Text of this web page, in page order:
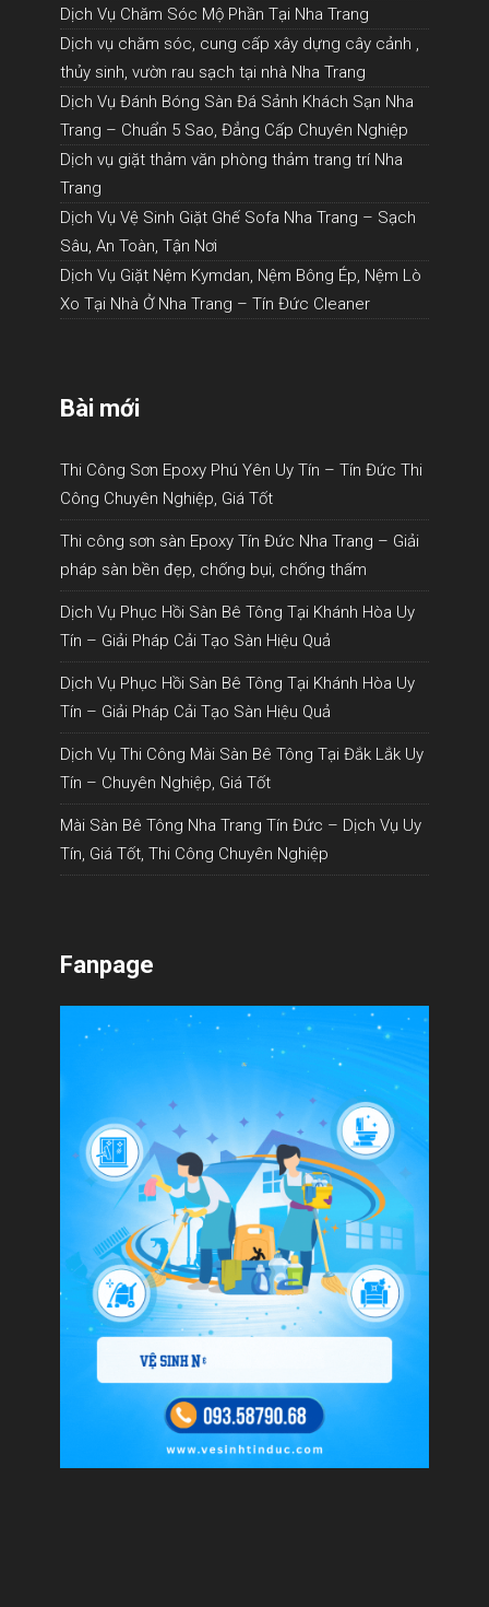
Dịch Vụ Chăm Sóc Mộ Phần Tại Nha Trang
Dịch vụ chăm sóc, cung cấp xây dựng cây cảnh ,
thủy sinh, vườn rau sạch tại nhà Nha Trang
Dịch Vụ Đánh Bóng Sàn Đá Sảnh Khách Sạn Nha
Trang – Chuẩn 5 Sao, Đẳng Cấp Chuyên Nghiệp
Dịch vụ giặt thảm văn phòng thảm trang trí Nha
Trang
Dịch Vụ Vệ Sinh Giặt Ghế Sofa Nha Trang – Sạch
Sâu, An Toàn, Tận Nơi
Dịch Vụ Giặt Nệm Kymdan, Nệm Bông Ép, Nệm Lò
Xo Tại Nhà Ở Nha Trang – Tín Đức Cleaner
Bài mới
Thi Công Sơn Epoxy Phú Yên Uy Tín – Tín Đức Thi
Công Chuyên Nghiệp, Giá Tốt
Thi công sơn sàn Epoxy Tín Đức Nha Trang – Giải
pháp sàn bền đẹp, chống bụi, chống thấm
Dịch Vụ Phục Hồi Sàn Bê Tông Tại Khánh Hòa Uy
Tín – Giải Pháp Cải Tạo Sàn Hiệu Quả
Dịch Vụ Phục Hồi Sàn Bê Tông Tại Khánh Hòa Uy
Tín – Giải Pháp Cải Tạo Sàn Hiệu Quả
Dịch Vụ Thi Công Mài Sàn Bê Tông Tại Đắk Lắk Uy
Tín – Chuyên Nghiệp, Giá Tốt
Mài Sàn Bê Tông Nha Trang Tín Đức – Dịch Vụ Uy
Tín, Giá Tốt, Thi Công Chuyên Nghiệp
Fanpage